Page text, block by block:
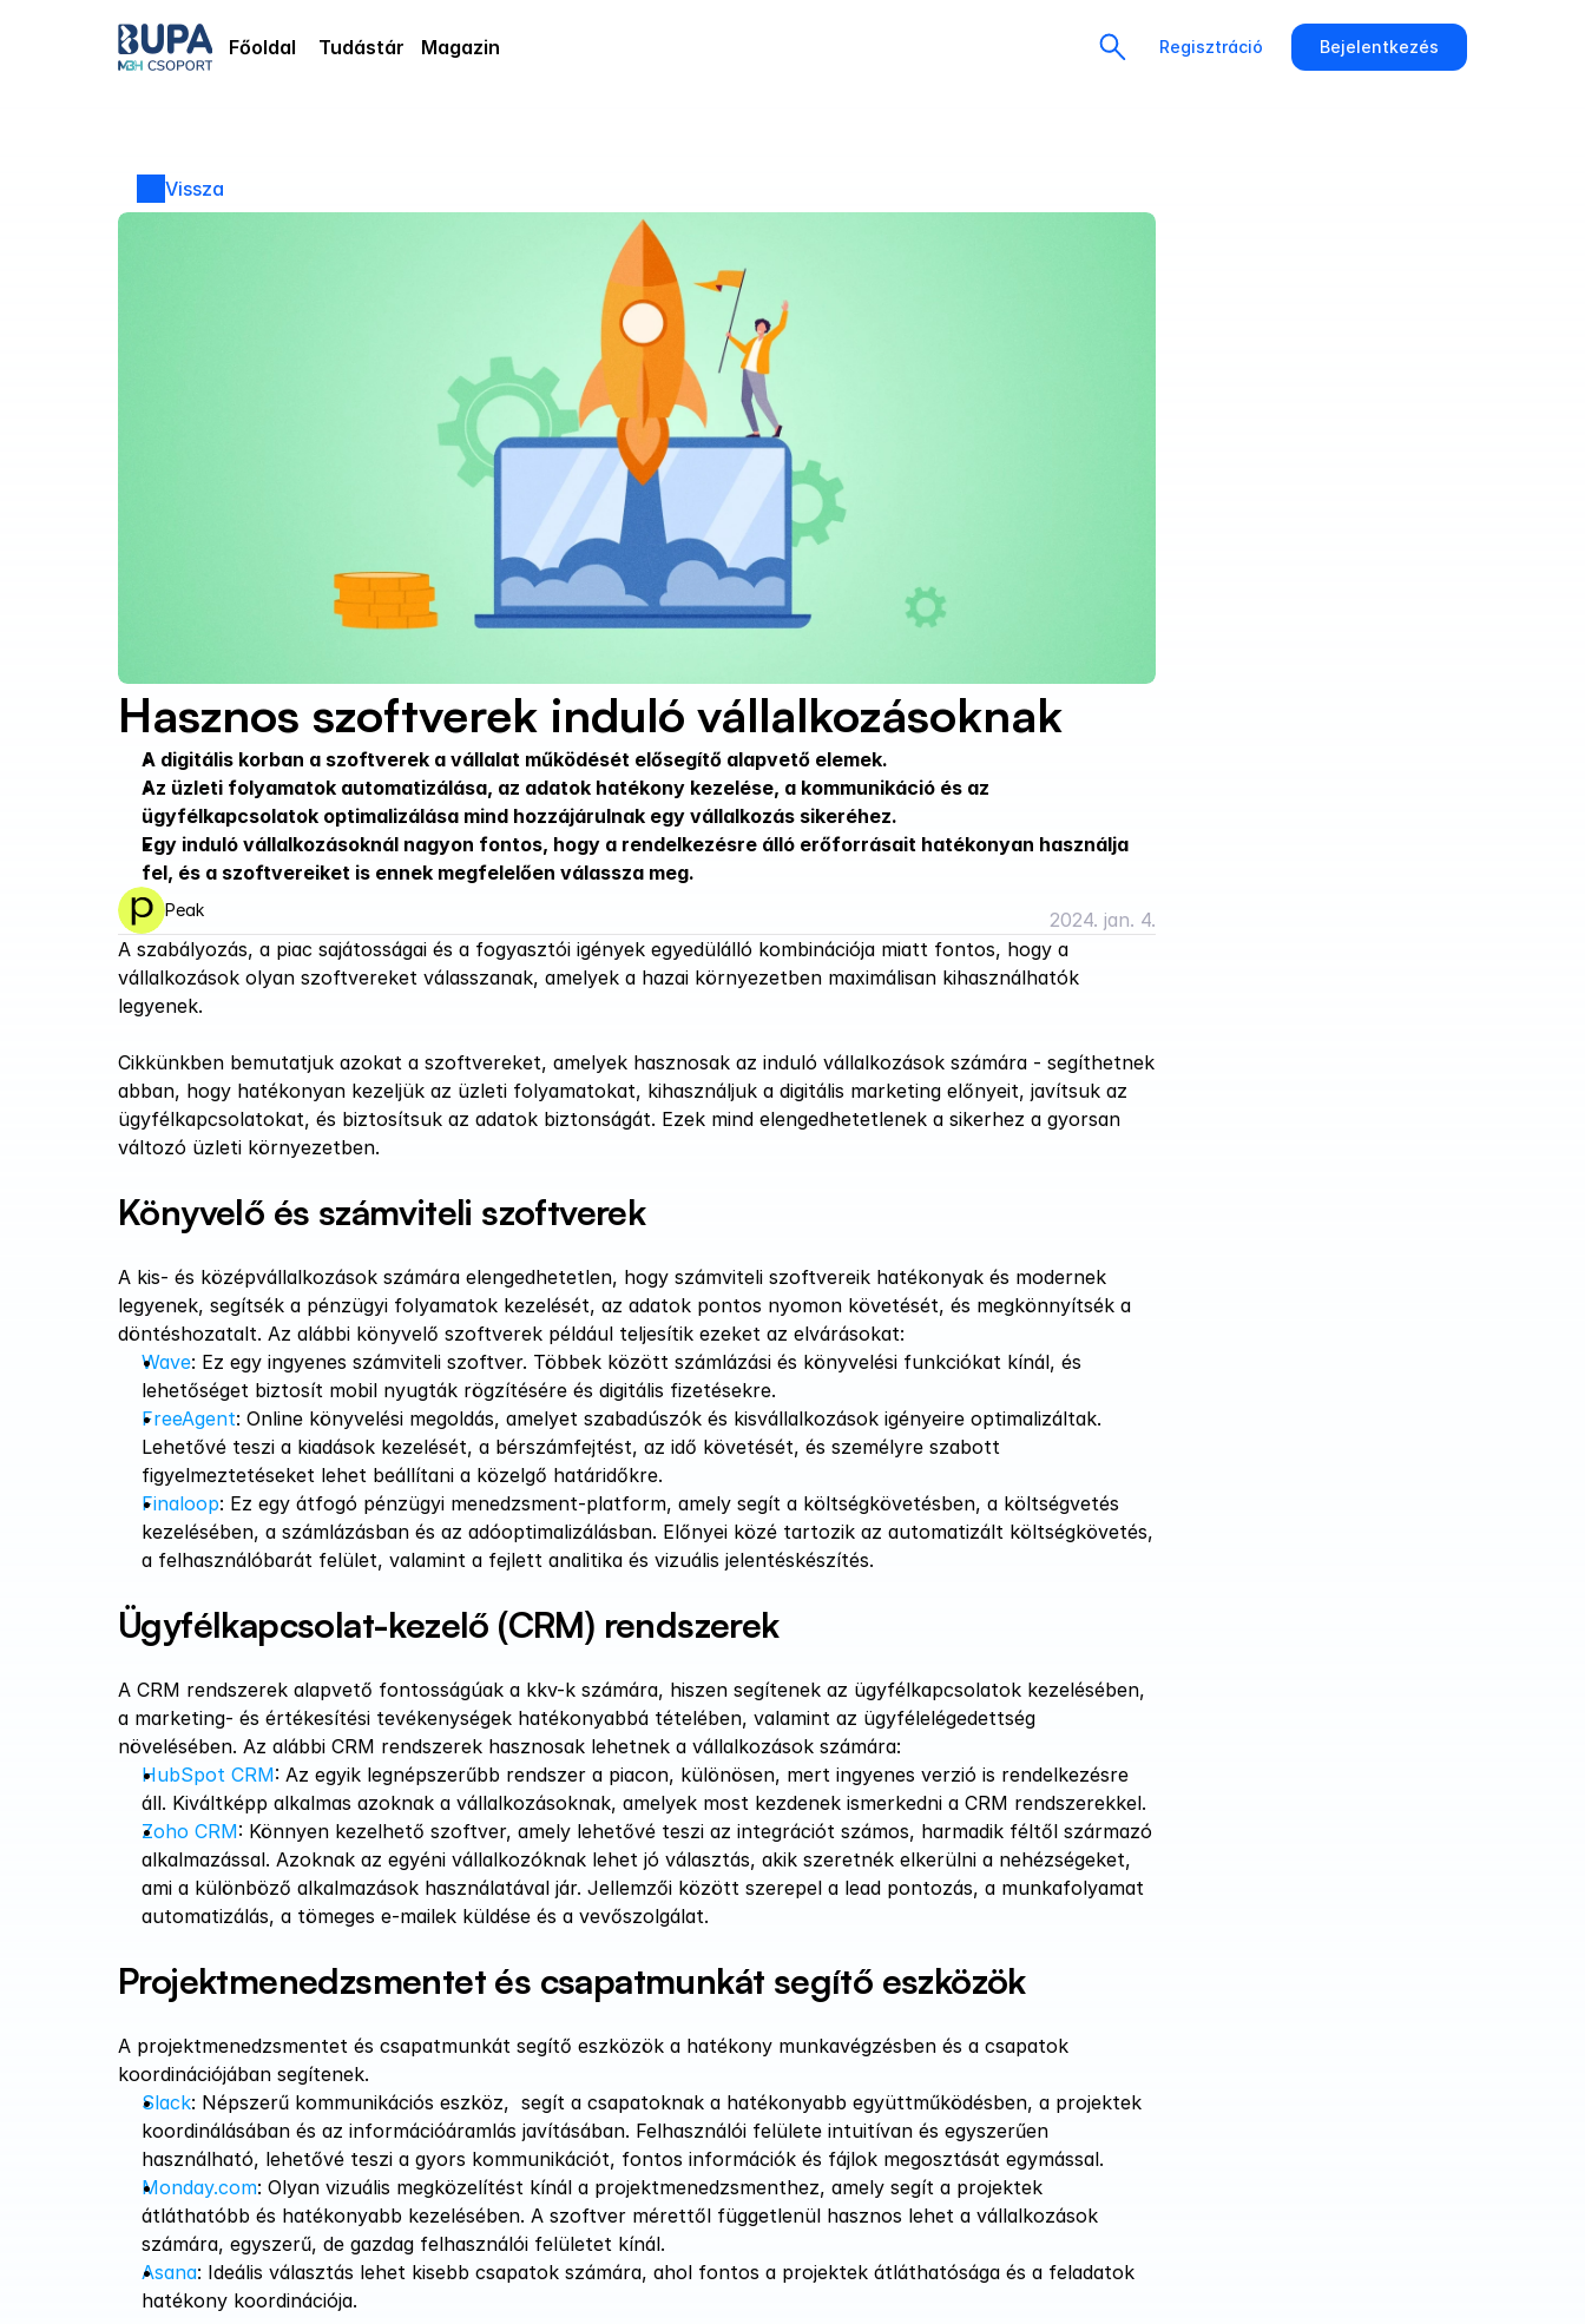
Főoldal Tudástár Magazin Regisztráció Bejelentkezés
Vissza
Hasznos szoftverek induló vállalkozásoknak
A digitális korban a szoftverek a vállalat működését elősegítő alapvető elemek.
Az üzleti folyamatok automatizálása, az adatok hatékony kezelése, a kommunikáció és az
ügyfélkapcsolatok optimalizálása mind hozzájárulnak egy vállalkozás sikeréhez.
Egy induló vállalkozásoknál nagyon fontos, hogy a rendelkezésre álló erőforrásait hatékonyan használja
fel, és a szoftvereiket is ennek megfelelően válassza meg.
Peak
2024. jan. 4.
A szabályozás, a piac sajátosságai és a fogyasztói igények egyedülálló kombinációja miatt fontos, hogy a
vállalkozások olyan szoftvereket válasszanak, amelyek a hazai környezetben maximálisan kihasználhatók
legyenek.
Cikkünkben bemutatjuk azokat a szoftvereket, amelyek hasznosak az induló vállalkozások számára - segíthetnek
abban, hogy hatékonyan kezeljük az üzleti folyamatokat, kihasználjuk a digitális marketing előnyeit, javítsuk az
ügyfélkapcsolatokat, és biztosítsuk az adatok biztonságát. Ezek mind elengedhetetlenek a sikerhez a gyorsan
változó üzleti környezetben.
Könyvelő és számviteli szoftverek
A kis- és középvállalkozások számára elengedhetetlen, hogy számviteli szoftvereik hatékonyak és modernek
legyenek, segítsék a pénzügyi folyamatok kezelését, az adatok pontos nyomon követését, és megkönnyítsék a
döntéshozatalt. Az alábbi könyvelő szoftverek például teljesítik ezeket az elvárásokat:
Wave: Ez egy ingyenes számviteli szoftver. Többek között számlázási és könyvelési funkciókat kínál, és
lehetőséget biztosít mobil nyugták rögzítésére és digitális fizetésekre​​.
FreeAgent: Online könyvelési megoldás, amelyet szabadúszók és kisvállalkozások igényeire optimalizáltak.
Lehetővé teszi a kiadások kezelését, a bérszámfejtést, az idő követését, és személyre szabott
figyelmeztetéseket lehet beállítani a közelgő határidőkre.
Finaloop: Ez egy átfogó pénzügyi menedzsment-platform, amely segít a költségkövetésben, a költségvetés
kezelésében, a számlázásban és az adóoptimalizálásban. Előnyei közé tartozik az automatizált költségkövetés,
a felhasználóbarát felület, valamint a fejlett analitika és vizuális jelentéskészítés​​.
Ügyfélkapcsolat-kezelő (CRM) rendszerek
A CRM rendszerek alapvető fontosságúak a kkv-k számára, hiszen segítenek az ügyfélkapcsolatok kezelésében,
a marketing- és értékesítési tevékenységek hatékonyabbá tételében, valamint az ügyfélelégedettség
növelésében. Az alábbi CRM rendszerek hasznosak lehetnek a vállalkozások számára:
HubSpot CRM: Az egyik legnépszerűbb rendszer a piacon, különösen, mert ingyenes verzió is rendelkezésre
áll. Kiváltképp alkalmas azoknak a vállalkozásoknak, amelyek most kezdenek ismerkedni a CRM rendszerekkel.
Zoho CRM: Könnyen kezelhető szoftver, amely lehetővé teszi az integrációt számos, harmadik féltől származó
alkalmazással. Azoknak az egyéni vállalkozóknak lehet jó választás, akik szeretnék elkerülni a nehézségeket,
ami a különböző alkalmazások használatával jár. Jellemzői között szerepel a lead pontozás, a munkafolyamat
automatizálás, a tömeges e-mailek küldése és a vevőszolgálat​​.
Projektmenedzsmentet és csapatmunkát segítő eszközök
A projektmenedzsmentet és csapatmunkát segítő eszközök a hatékony munkavégzésben és a csapatok
koordinációjában segítenek.
Slack: Népszerű kommunikációs eszköz,  segít a csapatoknak a hatékonyabb együttműködésben, a projektek
koordinálásában és az információáramlás javításában. Felhasználói felülete intuitívan és egyszerűen
használható, lehetővé teszi a gyors kommunikációt, fontos információk és fájlok megosztását egymással.
Monday.com: Olyan vizuális megközelítést kínál a projektmenedzsmenthez, amely segít a projektek
átláthatóbb és hatékonyabb kezelésében. A szoftver mérettől függetlenül hasznos lehet a vállalkozások
számára, egyszerű, de gazdag felhasználói felületet kínál​​.
Asana: Ideális választás lehet kisebb csapatok számára, ahol fontos a projektek átláthatósága és a feladatok
hatékony koordinációja​​.